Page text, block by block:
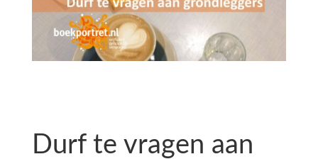
Durf te vragen aan